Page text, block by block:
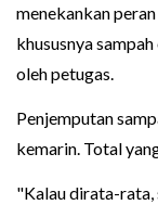
menekankan
khususnya
oleh petugas.
Penjemputan
kemarin. Total
"Kalau dirata-